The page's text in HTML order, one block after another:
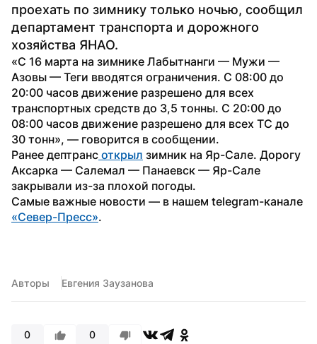
проехать по зимнику только ночью, сообщил
департамент транспорта и дорожного
хозяйства ЯНАО.
«С 16 марта на зимнике Лабытнанги — Мужи —
Азовы — Теги вводятся ограничения. С 08:00 до
20:00 часов движение разрешено для всех
транспортных средств до 3,5 тонны. С 20:00 до
08:00 часов движение разрешено для всех ТС до
30 тонн», — говорится в сообщении.
Ранее дептранс открыл зимник на Яр-Сале. Дорогу
Аксарка — Салемал — Панаевск — Яр-Сале
закрывали из-за плохой погоды.
«Север-Пресс».
Авторы Евгения Заузанова
0 0